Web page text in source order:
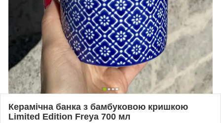
Керамічна банка з бамбуковою кришкою
Limited Edition Freya 700 мл